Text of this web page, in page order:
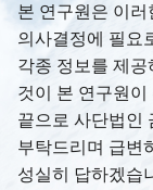
본 연구원은 이러
의사결정에 필요
각종 정보를 제
것이 본 연구원
끝으로 사단법인
부탁드리며 급변
성실히 답하겠습